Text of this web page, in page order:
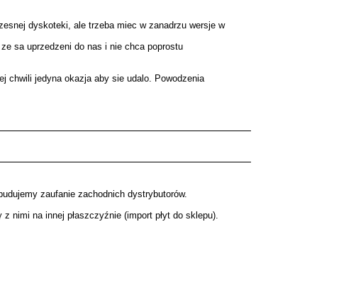
dyskoteki, ale trzeba miec w zanadrzu wersje w
sa uprzedzeni do nas i nie chca poprostu
chwili jedyna okazja aby sie udalo. Powodzenia
zaufanie zachodnich dystrybutorów.
nimi na innej płaszczyźnie (import płyt do sklepu).